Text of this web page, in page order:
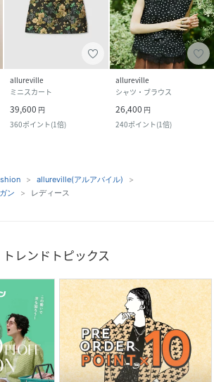
allureville
ミニスカート
39,600 円
360ポイント(1倍)
allureville
シャツ・ブラウス
26,400 円
240ポイント(1倍)
allureville(アルアバイル)
ン レディース
トレンドトピックス